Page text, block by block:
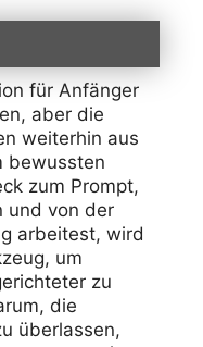
für Anfänger
aber die
weiterhin aus
bewussten
zum Prompt,
und von der
arbeitest, wird
um
zu
die
überlassen,